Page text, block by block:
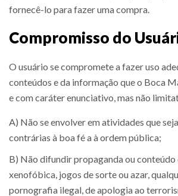
fornecê-lo para fazer uma compra.
Compromisso do
O usuário se compromete a fazer uso
conteúdos e da informação que o Boca
e com caráter enunciativo, mas não
A) Não se envolver em atividades que
contrárias à boa fé a à ordem pública;
B) Não difundir propaganda ou conteúdo
xenofóbica, jogos de sorte ou azar,
pornografia ilegal, de apologia ao